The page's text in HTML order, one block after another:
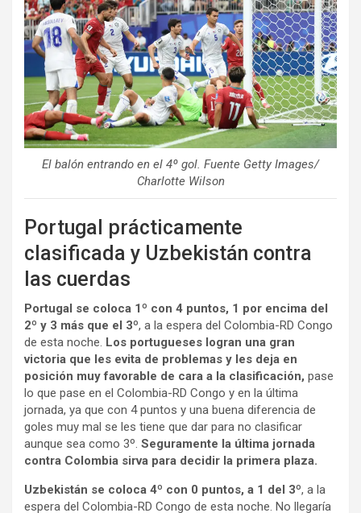
El balón entrando en el 4º gol. Fuente Getty Images/
Charlotte Wilson
Portugal prácticamente
clasificada y Uzbekistán contra
las cuerdas
Portugal se coloca 1º con 4 puntos, 1 por encima del
2º y 3 más que el 3º, a la espera del Colombia-RD Congo
de esta noche. Los portugueses logran una gran
victoria que les evita de problemas y les deja en
posición muy favorable de cara a la clasificación, pase
lo que pase en el Colombia-RD Congo y en la última
jornada, ya que con 4 puntos y una buena diferencia de
goles muy mal se les tiene que dar para no clasificar
aunque sea como 3º. Seguramente la última jornada
contra Colombia sirva para decidir la primera plaza.
Uzbekistán se coloca 4º con 0 puntos, a 1 del 3º, a la
espera del Colombia-RD Congo de esta noche. No llegaría